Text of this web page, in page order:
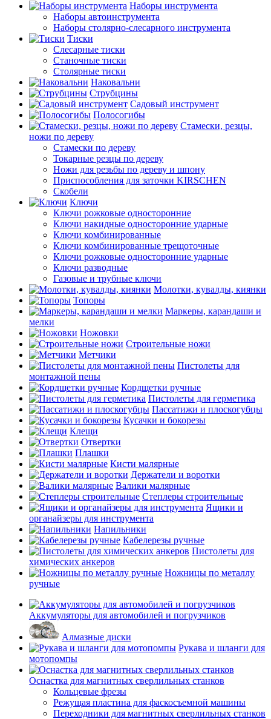
Наборы инструмента
Наборы автоинструмента
Наборы столярно-слесарного инструмента
Тиски
Слесарные тиски
Станочные тиски
Столярные тиски
Наковальни
Струбцины
Садовый инструмент
Полосогибы
Стамески, резцы,
ножи по дереву
Стамески по дереву
Токарные резцы по дереву
Ножи для резьбы по дереву и шпону
Приспособления для заточки KIRSCHEN
Скобели
Ключи
Ключи рожковые односторонние
Ключи накидные односторонние ударные
Ключи комбинированные
Ключи комбинированные трещоточные
Ключи рожковые односторонние ударные
Ключи разводные
Газовые и трубные ключи
Молотки, кувалды, киянки
Топоры
Маркеры, карандаши и
мелки
Ножовки
Строительные ножи
Метчики
Пистолеты для
монтажной пены
Кордщетки ручные
Пистолеты для герметика
Пассатижи и плоскогубцы
Кусачки и бокорезы
Клещи
Отвертки
Плашки
Кисти малярные
Держатели и воротки
Валики малярные
Степлеры строительные
Ящики и
органайзеры для инструмента
Напильники
Кабелерезы ручные
Пистолеты для
химических анкеров
Ножницы по металлу
ручные
Аккумуляторы для автомобилей и погрузчиков
Алмазные диски
Рукава и шланги для
мотопомпы
Оснастка для магнитных сверлильных станков
Кольцевые фрезы
Режущая пластина для фаскосъемной машины
Переходники для магнитных сверлильных станков